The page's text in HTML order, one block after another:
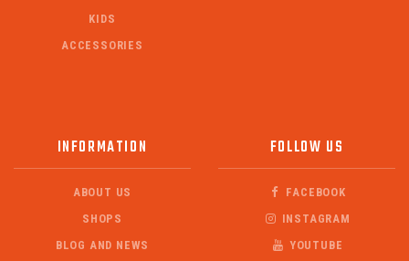
KIDS
ACCESSORIES
INFORMATION
ABOUT US
SHOPS
BLOG AND NEWS
FOLLOW US
FACEBOOK
INSTAGRAM
YOUTUBE